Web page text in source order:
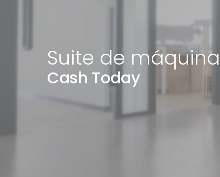
Suite de
Cash Today